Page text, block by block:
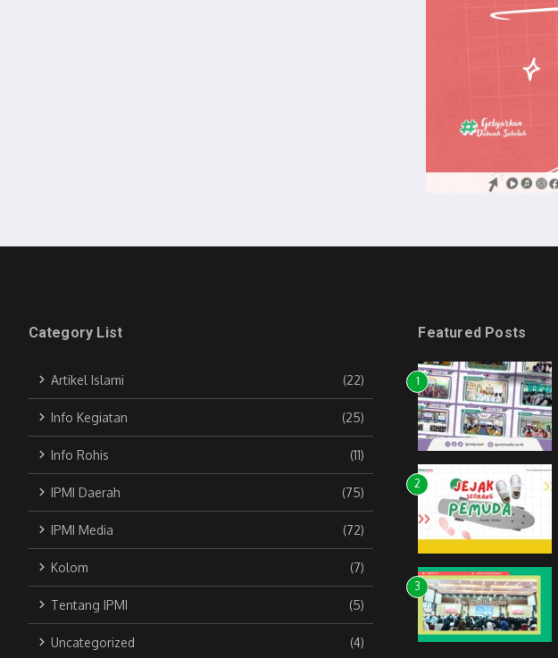
Category List
Artikel Islami (22)
Info Kegiatan (25)
Info Rohis (11)
IPMI Daerah (75)
IPMI Media (72)
Kolom (7)
Tentang IPMI (5)
Uncategorized (4)
Featured Posts
1
2
3